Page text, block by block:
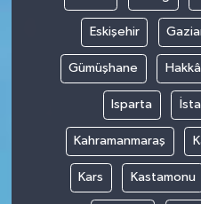
Eskişehir
Gümüşhane
Isparta
Kahramanmaraş
Kars Kastamonu